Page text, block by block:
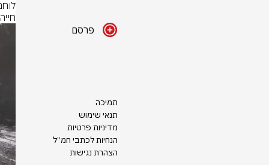
פרסם
תמיכה
תנאי שימוש
מדיניות פרטיות
הנחיות לכתבי חמ״ל
הצהרת נגישות